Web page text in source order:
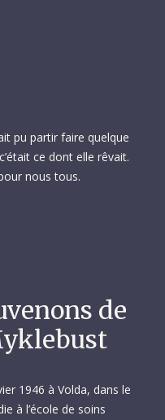
pu partir faire quelque
ce dont elle rêvait.
nous tous.
de
1946 à Volda, dans le
à l’école de soins